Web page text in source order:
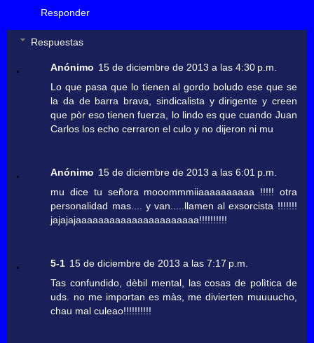
Responder
Respuestas
Anónimo 15 de diciembre de 2013 a las 4:30 p.m.
Lo que pasa que lo tienen al gordo boludo ese que se
la da de barra brava, sindicalista y dirigente y creen
que pòr eso tienen fuerza, lo lindo es que cuando Juan
Carlos los echo cerraron el culo y no dijeron ni mu
Anónimo 15 de diciembre de 2013 a las 6:01 p.m.
mu dice tu señora mooommmiiaaaaaaaaaa !!!!! otra
personalidad mas.... y van.....llamen al exsorcista !!!!!!!
jajajajaaaaaaaaaaaaaaaaaaaaaa!!!!!!!!!!
5-1 15 de diciembre de 2013 a las 7:17 p.m.
Tas confundido, dèbil mental, las cosas de polìtica de
uds. no me importan es màs, me divierten muuuucho,
chau mal culeao!!!!!!!!!!